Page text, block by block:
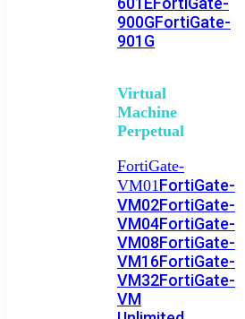
900GFortiGate-
901G
Virtual
Machine
Perpetual
FortiGate-
VM01FortiGate-
VM02FortiGate-
VM04FortiGate-
VM08FortiGate-
VM16FortiGate-
VM32FortiGate-
VM